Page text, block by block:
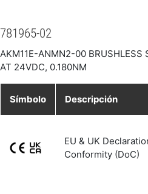
781965-02
AKM11E-ANMN2-00 BRUSHLESS
AT 24VDC, 0.180NM
Símbolo Descripción
EU & UK
Conformity (DoC)